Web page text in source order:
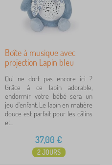
Boîte à musique avec
projection Lapin bleu
Qui ne dort pas encore ici ?
Grâce à ce lapin adorable,
endormir votre bébé sera un
jeu d'enfant. Le lapin en matière
douce est parfait pour les câlins
et...
37,00 €
2 JOURS